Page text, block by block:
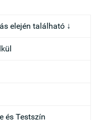
elején található ↓
és Testszín